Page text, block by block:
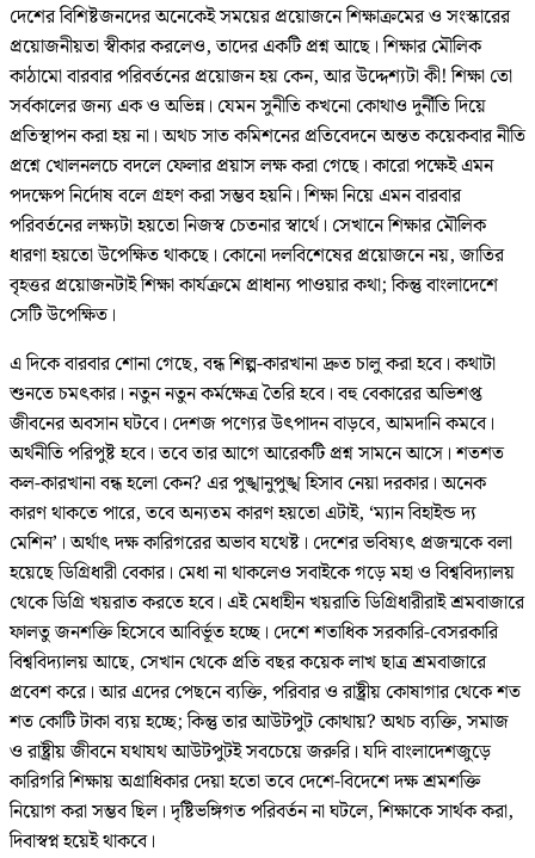
দেশের বিশিষ্টজনদের অনেকেই সময়ের প্রয়োজনে শিক্ষাক্রমের ও সংস্কারের
প্রয়োজনীয়তা স্বীকার করলেও, তাদের একটি প্রশ্ন আছে। শিক্ষার মৌলিক
কাঠামো বারবার পরিবর্তনের প্রয়োজন হয় কেন, আর উদ্দেশ্যটা কী! শিক্ষা তো
সর্বকালের জন্য এক ও অভিন্ন। যেমন সুনীতি কখনো কোথাও দুর্নীতি দিয়ে
প্রতিস্থাপন করা হয় না। অথচ সাত কমিশনের প্রতিবেদনে অন্তত কয়েকবার নীতি
প্রশ্নে খোলনলচে বদলে ফেলার প্রয়াস লক্ষ করা গেছে। কারো পক্ষেই এমন
পদক্ষেপ নির্দোষ বলে গ্রহণ করা সম্ভব হয়নি। শিক্ষা নিয়ে এমন বারবার
পরিবর্তনের লক্ষ্যটা হয়তো নিজস্ব চেতনার স্বার্থে। সেখানে শিক্ষার মৌলিক
ধারণা হয়তো উপেক্ষিত থাকছে। কোনো দলবিশেষের প্রয়োজনে নয়, জাতির
বৃহত্তর প্রয়োজনটাই শিক্ষা কার্যক্রমে প্রাধান্য পাওয়ার কথা; কিন্তু বাংলাদেশে
সেটি উপেক্ষিত।
এ দিকে বারবার শোনা গেছে, বন্ধ শিল্প-কারখানা দ্রুত চালু করা হবে। কথাটা
শুনতে চমৎকার। নতুন নতুন কর্মক্ষেত্র তৈরি হবে। বহু বেকারের অভিশপ্ত
জীবনের অবসান ঘটবে। দেশজ পণ্যের উৎপাদন বাড়বে, আমদানি কমবে।
অর্থনীতি পরিপুষ্ট হবে। তবে তার আগে আরেকটি প্রশ্ন সামনে আসে। শতশত
কল-কারখানা বন্ধ হলো কেন? এর পুঙ্খানুপুঙ্খ হিসাব নেয়া দরকার। অনেক
কারণ থাকতে পারে, তবে অন্যতম কারণ হয়তো এটাই, ‘ম্যান বিহাইন্ড দ্য
মেশিন’। অর্থাৎ দক্ষ কারিগরের অভাব যথেষ্ট। দেশের ভবিষ্যৎ প্রজন্মকে বলা
হয়েছে ডিগ্রিধারী বেকার। মেধা না থাকলেও সবাইকে গড়ে মহা ও বিশ্ববিদ্যালয়
থেকে ডিগ্রি খয়রাত করতে হবে। এই মেধাহীন খয়রাতি ডিগ্রিধারীরাই শ্রমবাজারে
ফালতু জনশক্তি হিসেবে আবির্ভূত হচ্ছে। দেশে শতাধিক সরকারি-বেসরকারি
বিশ্ববিদ্যালয় আছে, সেখান থেকে প্রতি বছর কয়েক লাখ ছাত্র শ্রমবাজারে
প্রবেশ করে। আর এদের পেছনে ব্যক্তি, পরিবার ও রাষ্ট্রীয় কোষাগার থেকে শত
শত কোটি টাকা ব্যয় হচ্ছে; কিন্তু তার আউটপুট কোথায়? অথচ ব্যক্তি, সমাজ
ও রাষ্ট্রীয় জীবনে যথাযথ আউটপুটই সবচেয়ে জরুরি। যদি বাংলাদেশজুড়ে
কারিগরি শিক্ষায় অগ্রাধিকার দেয়া হতো তবে দেশে-বিদেশে দক্ষ শ্রমশক্তি
নিয়োগ করা সম্ভব ছিল। দৃষ্টিভঙ্গিগত পরিবর্তন না ঘটলে, শিক্ষাকে সার্থক করা,
দিবাস্বপ্ন হয়েই থাকবে।